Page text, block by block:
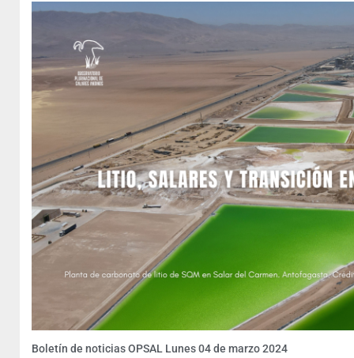
Boletín de noticias OPSAL Lunes 04 de marzo 2024